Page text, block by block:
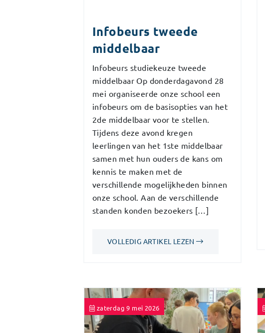
Infobeurs tweede
middelbaar
Infobeurs studiekeuze tweede
middelbaar Op donderdagavond 28
mei organiseerde onze school een
infobeurs om de basisopties van het
2de middelbaar voor te stellen.
Tijdens deze avond kregen
leerlingen van het 1ste middelbaar
samen met hun ouders de kans om
kennis te maken met de
verschillende mogelijkheden binnen
onze school. Aan de verschillende
standen konden bezoekers […]
VOLLEDIG ARTIKEL LEZEN
zaterdag 9 mei 2026